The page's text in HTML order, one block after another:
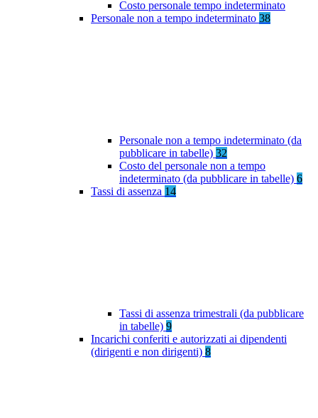
Costo personale tempo indeterminato
Personale non a tempo indeterminato 38
Personale non a tempo indeterminato (da
pubblicare in tabelle) 32
Costo del personale non a tempo
indeterminato (da pubblicare in tabelle) 6
Tassi di assenza 14
Tassi di assenza trimestrali (da pubblicare
in tabelle) 9
Incarichi conferiti e autorizzati ai dipendenti
(dirigenti e non dirigenti) 8